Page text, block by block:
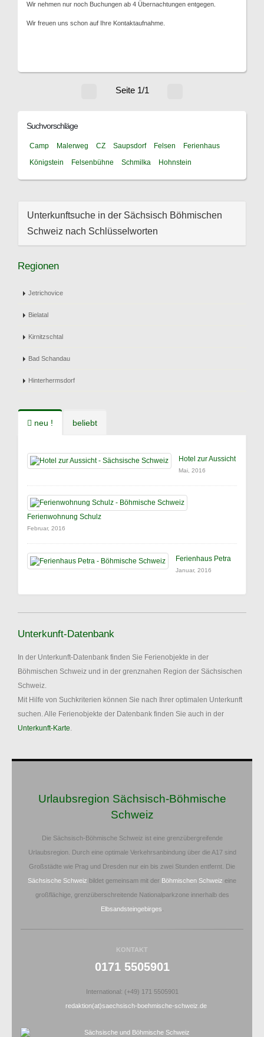
Wir nehmen nur noch Buchungen ab 4 Übernachtungen entgegen.
Wir freuen uns schon auf Ihre Kontaktaufnahme.
Seite 1/1
Suchvorschläge
Camp Malerweg CZ Saupsdorf Felsen
Ferienhaus
Königstein
Felsenbühne Schmilka Hohnstein
Unterkunftsuche in der Sächsisch Böhmischen
Schweiz nach Schlüsselworten
Regionen
Jetrichovice
Bielatal
Kirnitzschtal
Bad Schandau
Hinterhermsdorf
neu ! beliebt
Hotel zur Aussicht
Mai, 2016
Ferienwohnung Schulz
Februar, 2016
Ferienhaus Petra
Januar, 2016
Unterkunft-Datenbank
In der Unterkunft-Datenbank finden Sie Ferienobjekte in der
Böhmischen Schweiz und in der grenznahen Region der Sächsischen
Schweiz.
Mit Hilfe von Suchkriterien können Sie nach Ihrer optimalen Unterkunft
suchen. Alle Ferienobjekte der Datenbank finden Sie auch in der
Unterkunft-Karte.
Urlaubsregion Sächsisch-Böhmische
Schweiz
Die Sächsisch-Böhmische Schweiz ist eine grenzübergreifende
Urlaubsregion. Durch eine optimale Verkehrsanbindung über die A17 sind
Großstädte wie Prag und Dresden nur ein bis zwei Stunden entfernt. Die
Sächsische Schweiz bildet gemeinsam mit der Böhmischen Schweiz eine
großflächige, grenzüberschreitende Nationalparkzone innerhalb des
Elbsandsteingebirges
KONTAKT
0171 5505901
International: (+49) 171 5505901
redaktion(at)saechsisch-boehmische-schweiz.de